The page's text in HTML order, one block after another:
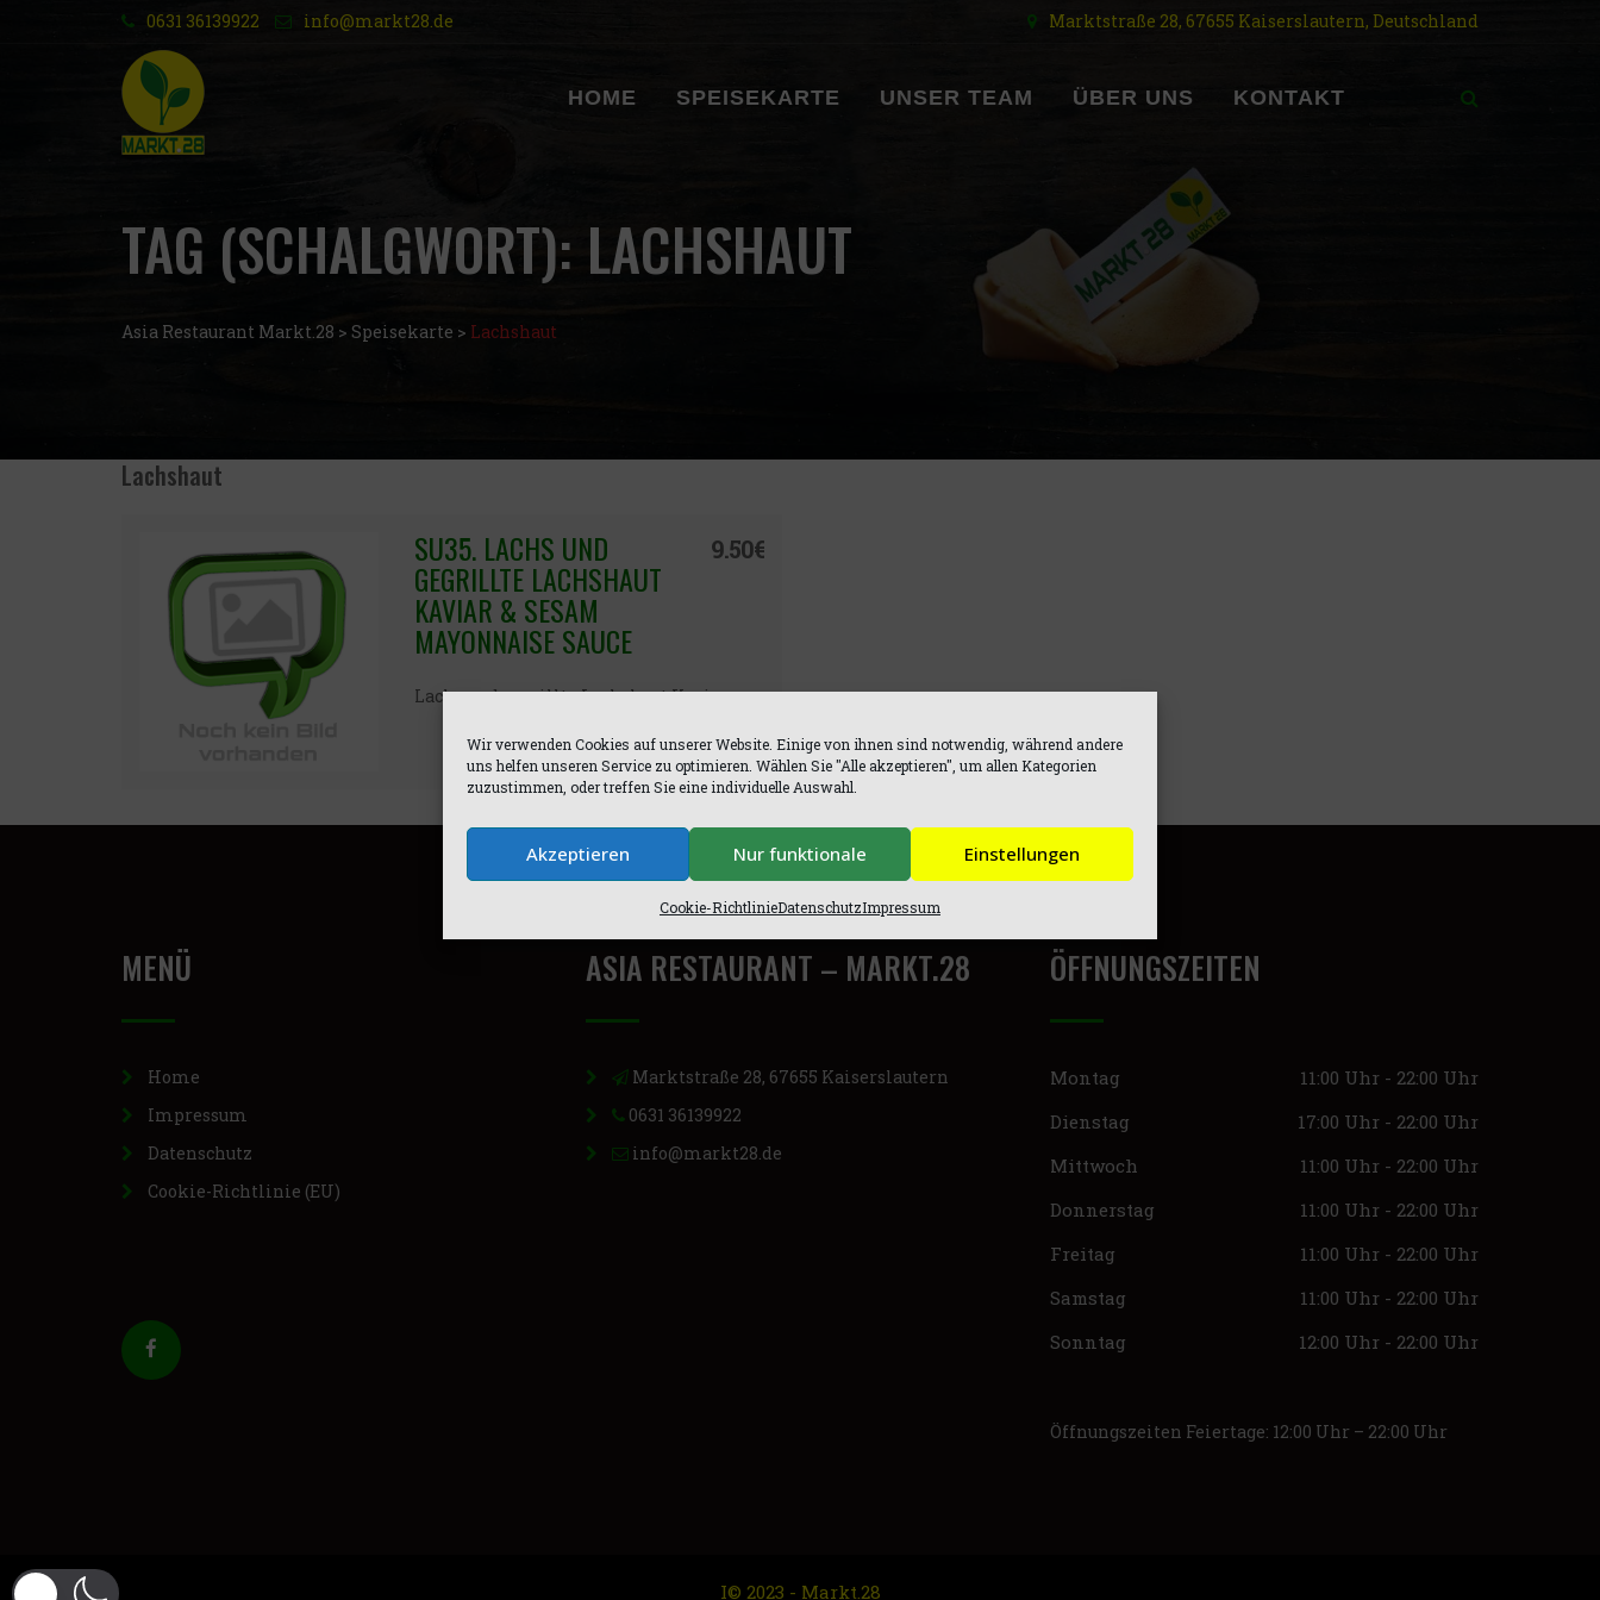
Wir verwenden Cookies auf unserer Website. Einige von ihnen sind notwendig, während andere
uns helfen unseren Service zu optimieren. Wählen Sie "Alle akzeptieren", um allen Kategorien
zuzustimmen, oder treffen Sie eine individuelle Auswahl.
Akzeptieren Nur funktionale Einstellungen
Cookie-RichtlinieDatenschutzImpressum
0631 36139922 info@markt28.de Marktstraße 28, 67655 Kaiserslautern, Deutschland
HOME SPEISEKARTE UNSER TEAM ÜBER UNS KONTAKT
TAG (SCHALGWORT): LACHSHAUT
Asia Restaurant Markt.28 > Speisekarte > Lachshaut
Lachshaut
SU35. LACHS UND
GEGRILLTE LACHSHAUT
KAVIAR & SESAM
MAYONNAISE SAUCE
9.50€
Lachs und gegrillte Lachshaut Kaviar
MENÜ
Home
Impressum
Datenschutz
Cookie-Richtlinie (EU)
ASIA RESTAURANT – MARKT.28
Marktstraße 28, 67655 Kaiserslautern
0631 36139922
info@markt28.de
ÖFFNUNGSZEITEN
Montag
11:00 Uhr - 22:00 Uhr
Dienstag
17:00 Uhr - 22:00 Uhr
Mittwoch
11:00 Uhr - 22:00 Uhr
Donnerstag
11:00 Uhr - 22:00 Uhr
Freitag
11:00 Uhr - 22:00 Uhr
Samstag
11:00 Uhr - 22:00 Uhr
Sonntag
12:00 Uhr - 22:00 Uhr
Öffnungszeiten Feiertage: 12:00 Uhr – 22:00 Uhr
I© 2023 - Markt.28